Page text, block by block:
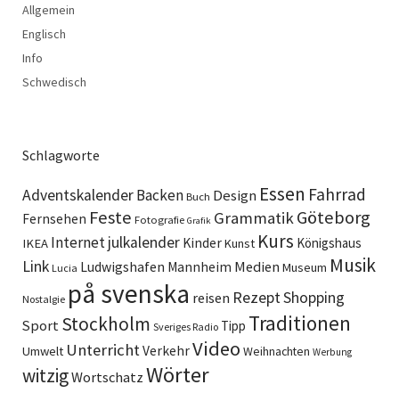
Allgemein
Englisch
Info
Schwedisch
Schlagworte
AdventskalenderBacken Buch Design Essen Fahrrad
Fernsehen Feste Fotografie Grafik GrammatikGöteborg
IKEA Internetjulkalender KinderKunst Kurs Königshaus
Link Lucia Ludwigshafen Mannheim Medien Museum Musik
Nostalgie på svenska reisen RezeptShopping
Sport Stockholm Sveriges Radio Tipp Traditionen
Umwelt UnterrichtVerkehrVideo Weihnachten Werbung
witzigWortschatz Wörter